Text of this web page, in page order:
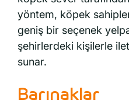
yöntem, köpek
geniş bir seçenek
şehirlerdeki kişilerle
sunar.
Barınaklar